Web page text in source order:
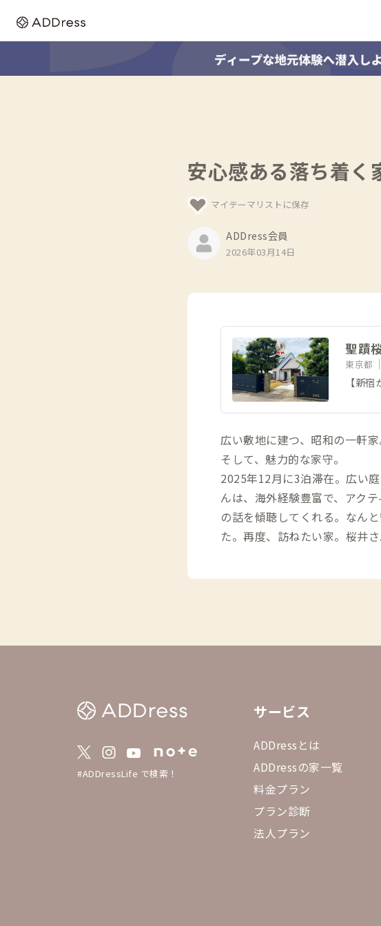
安心感ある落ち着く
マイテーマリストに保存
ADDress会員
2026年03月14日
聖蹟
東京都
【新
広い敷地に建つ、昭和の一軒家
そして、魅力的な家守。
2025年12月に3泊滞在。広い
んは、海外経験豊富で、アク
の話を傾聴してくれる。なん
た。再度、訪ねたい家。桜井さ
#ADDressLife で検索！
サービス
ADDressとは
ADDressの家一覧
料金プラン
プラン診断
法人プラン